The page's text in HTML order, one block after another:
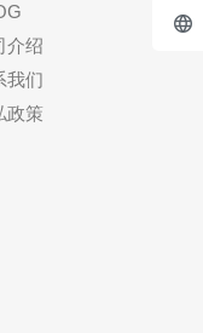
介绍
我们
政策